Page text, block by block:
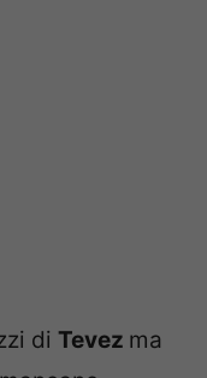
di Tevez ma